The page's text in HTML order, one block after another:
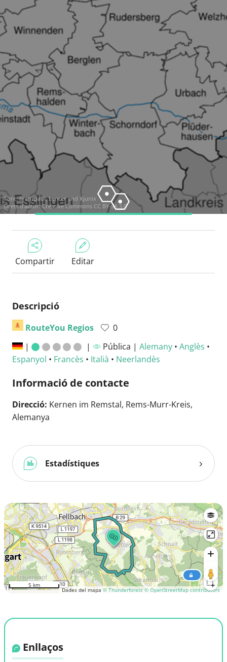
Font:Franzpaul, Lencer and Kjunix
Drets d'autor:Creative Commons CC BY-SA 3.0
Compartir Editar
Descripció
RouteYou Regios
0
|
| Pública | Alemany• Anglès •
Espanyol • Francès • Italià • Neerlandès
Informació de contacte
Direcció: Kernen im Remstal, Rems-Murr-Kreis,
Alemanya
Estadístiques
Dades del mapa© Thunderforest © OpenStreetMap contributors
5 km
Enllaços